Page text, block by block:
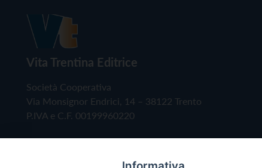
Vita Trentina Editrice
Società Cooperativa
Via Monsignor Endrici, 14 – 38122 Trento
P.IVA e C.F. 00199960220